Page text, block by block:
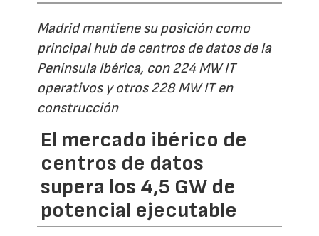
Madrid mantiene su posición como
principal hub de centros de datos de la
Península Ibérica, con 224 MW IT
operativos y otros 228 MW IT en
construcción
El mercado ibérico de
centros de datos
supera los 4,5 GW de
potencial ejecutable